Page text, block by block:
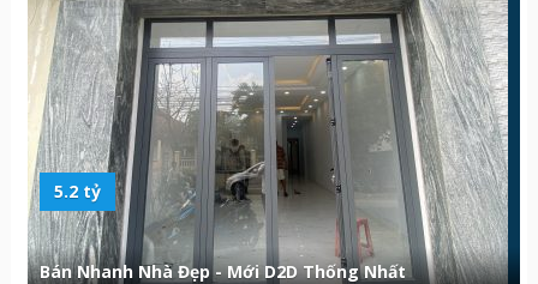
5.2 tỷ
Bán Nhanh Nhà Đẹp - Mới D2D Thống Nhất